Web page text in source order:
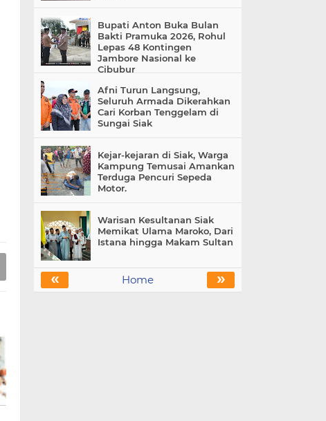
Bupati Anton Buka Bulan
Bakti Pramuka 2026, Rohul
Lepas 48 Kontingen
Jambore Nasional ke
Cibubur
Afni Turun Langsung,
Seluruh Armada Dikerahkan
Cari Korban Tenggelam di
Sungai Siak
Kejar-kejaran di Siak, Warga
Kampung Temusai Amankan
Terduga Pencuri Sepeda
Motor.
Warisan Kesultanan Siak
Memikat Ulama Maroko, Dari
Istana hingga Makam Sultan
« »
Home